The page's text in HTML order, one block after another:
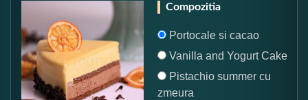
Compozitia
Portocale si cacao
Vanilla and Yogurt Cake
Pistachio summer cu
zmeura